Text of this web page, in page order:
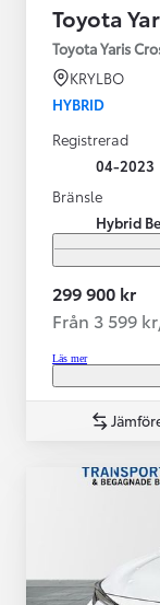
Toyota
Toyota Yaris
KRYLBO
HYBRID
Registrerad
04-2023
Bränsle
Hybrid
299 900 kr
Från 3 599
Läs mer